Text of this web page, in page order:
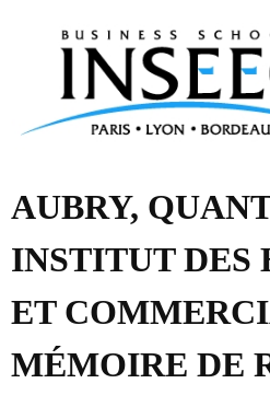
AUBRY,
INSTITUT DES
ET
MÉMOIRE DE